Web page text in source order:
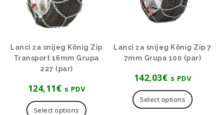
Lanci za snijeg König Zip
Transport 16mm Grupa
227 (par)
124,11€ s PDV
Select options
Lanci za snijeg König Zip 7
7mm Grupa 100 (par)
142,03€ s PDV
Select options